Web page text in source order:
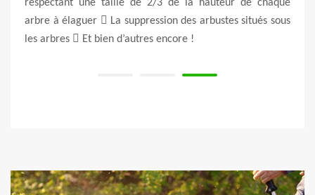
sous
dirigé. Avant de faire les interventions y afférentes, c’est-
à-dire brûler les broussailles, il faut effectuer une
demande auprès de votre préfecture.